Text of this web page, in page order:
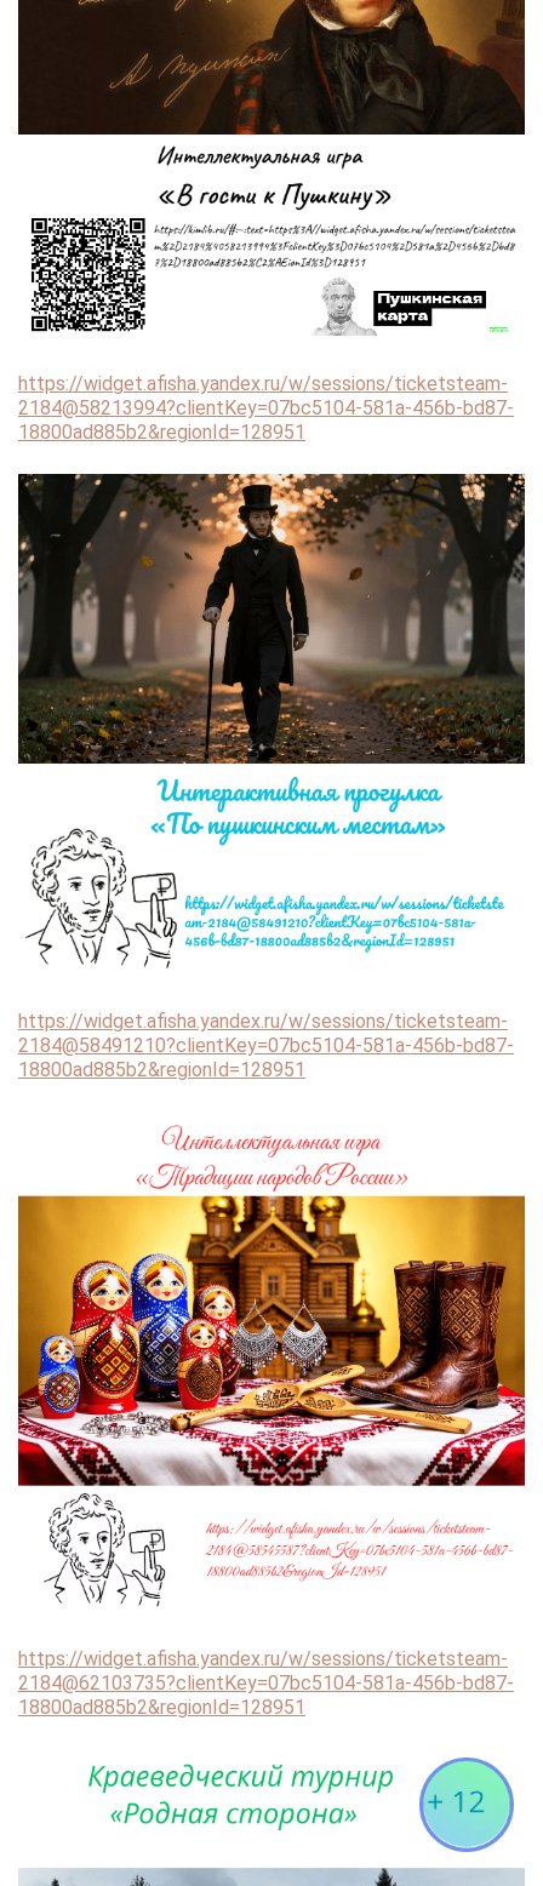
https://widget.afisha.yandex.ru/w/sessions/ticketsteam-
2184@58213994?clientKey=07bc5104-581a-456b-bd87-
18800ad885b2&regionId=128951
https://widget.afisha.yandex.ru/w/sessions/ticketsteam-
2184@58491210?clientKey=07bc5104-581a-456b-bd87-
18800ad885b2&regionId=128951
https://widget.afisha.yandex.ru/w/sessions/ticketsteam-
2184@62103735?clientKey=07bc5104-581a-456b-bd87-
18800ad885b2&regionId=128951